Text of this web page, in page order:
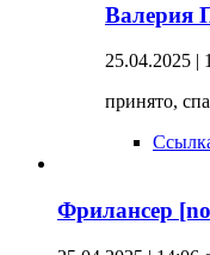
Валерия
25.04.2025 |
принято,
Фрилансер